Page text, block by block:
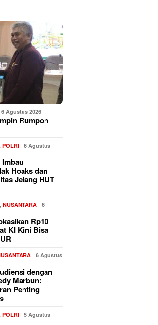
6 Agustus 2026
Rumpon
POLRI
6 Agustus
Imbau
Hoaks dan
Jelang HUT
,NUSANTARA
6
Rp10
KI Kini Bisa
6 Agustus
dengan
Marbun:
Penting
POLRI
5 Agustus